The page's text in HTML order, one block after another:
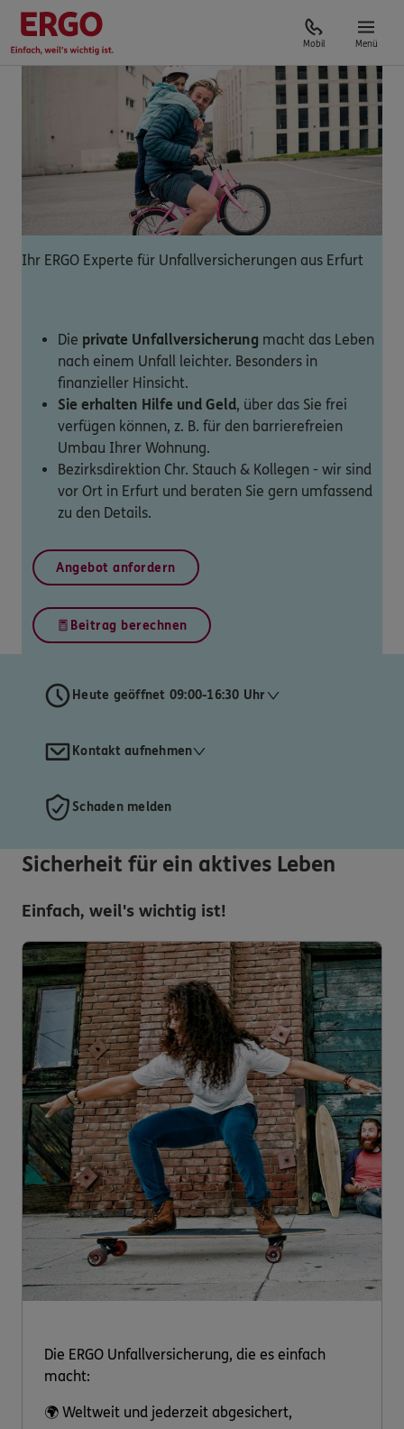
Mobil Menü
Ihr ERGO Experte für Unfallversicherungen aus Erfurt
Die private Unfallversicherung macht das Leben
nach einem Unfall leichter. Besonders in
finanzieller Hinsicht.
Sie erhalten Hilfe und Geld, über das Sie frei
verfügen können, z. B. für den barrierefreien
Umbau Ihrer Wohnung.
Bezirksdirektion Chr. Stauch & Kollegen - wir sind
vor Ort in Erfurt und beraten Sie gern umfassend
zu den Details.
Angebot anfordern
Beitrag berechnen
Heute geöffnet 09:00-16:30 Uhr
Kontakt aufnehmen
Schaden melden
Sicherheit für ein aktives Leben
Einfach, weil's wichtig ist!
Die ERGO Unfallversicherung, die es einfach
macht:
🌍 Weltweit und jederzeit abgesichert,